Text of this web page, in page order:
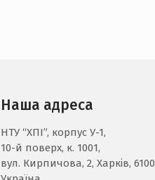
Наша адреса
НТУ “ХПІ”, корпус У-1,
10-й поверх, к. 1001,
вул. Кирпичова, 2, Харків,